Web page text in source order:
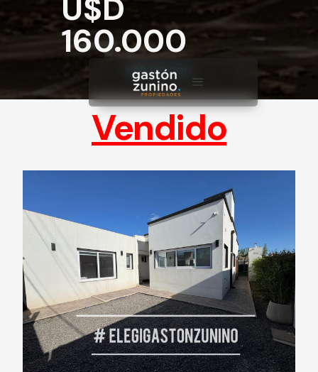
U$D
160.000
U$D 160.000
Vendido